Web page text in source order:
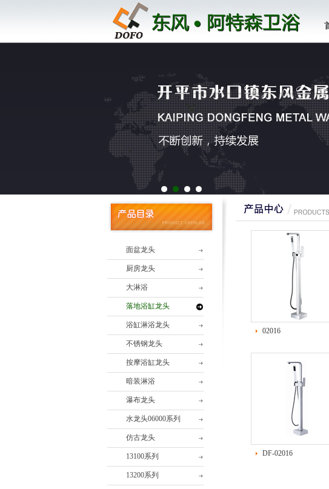
1 2 3 4
面盆龙头
厨房龙头
大淋浴
落地浴缸龙头
浴缸淋浴龙头
不锈钢龙头
按摩浴缸龙头
暗装淋浴
瀑布龙头
水龙头06000系列
仿古龙头
13100系列
13200系列
02016
DF-02016